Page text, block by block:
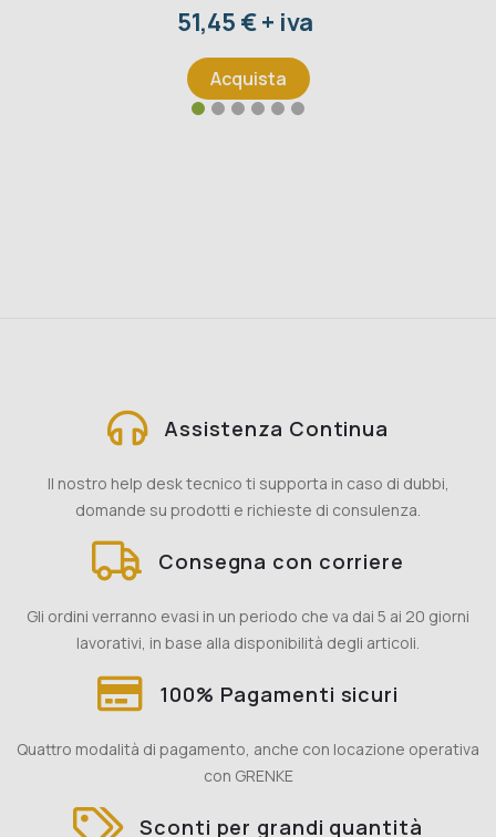
Prezzo
51,45 € + iva
Acquista
Assistenza Continua
Il nostro help desk tecnico ti supporta in caso di dubbi,
domande su prodotti e richieste di consulenza.
Consegna con corriere
Gli ordini verranno evasi in un periodo che va dai 5 ai 20 giorni
lavorativi, in base alla disponibilità degli articoli.
100% Pagamenti sicuri
Quattro modalità di pagamento, anche con locazione operativa
con GRENKE
Sconti per grandi quantità